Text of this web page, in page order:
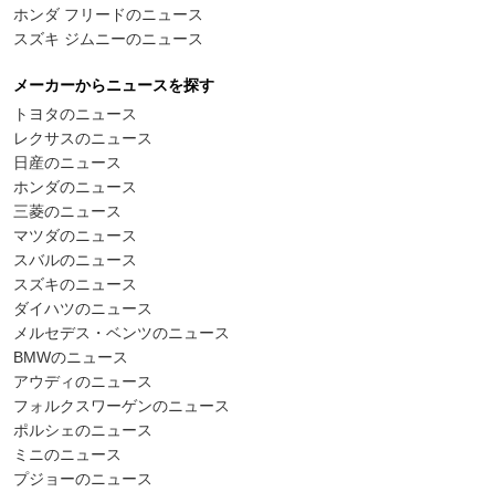
ホンダ フリードのニュース
スズキ ジムニーのニュース
メーカーからニュースを探す
トヨタのニュース
レクサスのニュース
日産のニュース
ホンダのニュース
三菱のニュース
マツダのニュース
スバルのニュース
スズキのニュース
ダイハツのニュース
メルセデス・ベンツのニュース
BMWのニュース
アウディのニュース
フォルクスワーゲンのニュース
ポルシェのニュース
ミニのニュース
プジョーのニュース